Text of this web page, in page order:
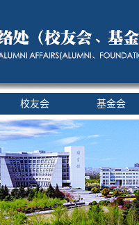
校友会 基金会